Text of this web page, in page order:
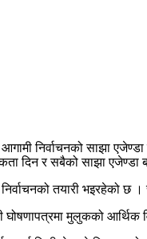
निर्वाचनको साझा
दिन र सबैको साझा एजेण्डा
तयारी भइरहेको
मुलुकको आर्थिक